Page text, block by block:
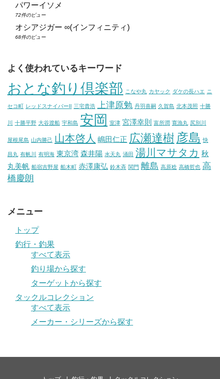
パワーイソメ
72件のビュー
オシアジガー ∞(インフィニティ)
68件のビュー
よく使われているキーワード
おとな釣り倶楽部 こなや丸 カヤック ダケの長ハエ ニ
セコ町 レッドスナイパーII 三宅貴浩 上津原勉 丹羽喜嗣 久賀島 北本茂照 十勝
川 十勝平野 大谷渡船 宇和島 安岡 室津 宮澤幸則 富所潤 寛漁丸 尻別川
屋根尾島 山内勝己 山本啓人 嶋田仁正 広瀬達樹 彦島 快
昌丸 有帆川 有明海 東京湾 森井陽 水天丸 涌田 湯川マサタカ 秋
丸美帆 船宿吉野屋 船木町 赤澤康弘 鈴木斉 関門 離島 高原稔 高橋哲也 高
橋慶朗
メニュー
トップ
釣行・釣果
すべて表示
釣り場から探す
ターゲットから探す
タックルコレクション
すべて表示
メーカー・シリーズから探す